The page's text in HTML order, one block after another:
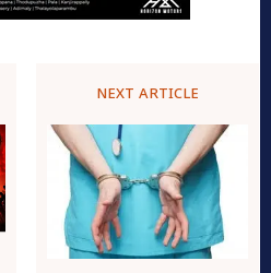
NEXT ARTICLE